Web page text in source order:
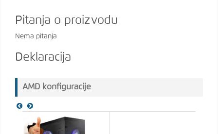
Pitanja o proizvodu
Nema pitanja
Deklaracija
AMD konfiguracije